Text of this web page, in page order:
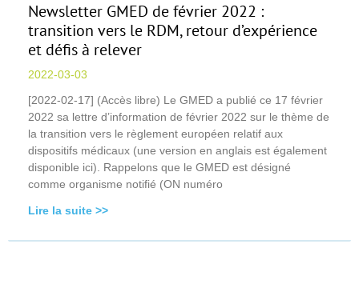
Newsletter GMED de février 2022 :
transition vers le RDM, retour d’expérience
et défis à relever
2022-03-03
[2022-02-17] (Accès libre) Le GMED a publié ce 17 février
2022 sa lettre d’information de février 2022 sur le thème de
la transition vers le règlement européen relatif aux
dispositifs médicaux (une version en anglais est également
disponible ici). Rappelons que le GMED est désigné
comme organisme notifié (ON numéro
Lire la suite >>